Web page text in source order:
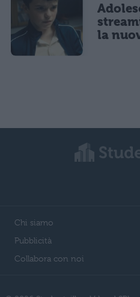
la
Chi siamo
Pubblicità
Collabora con noi